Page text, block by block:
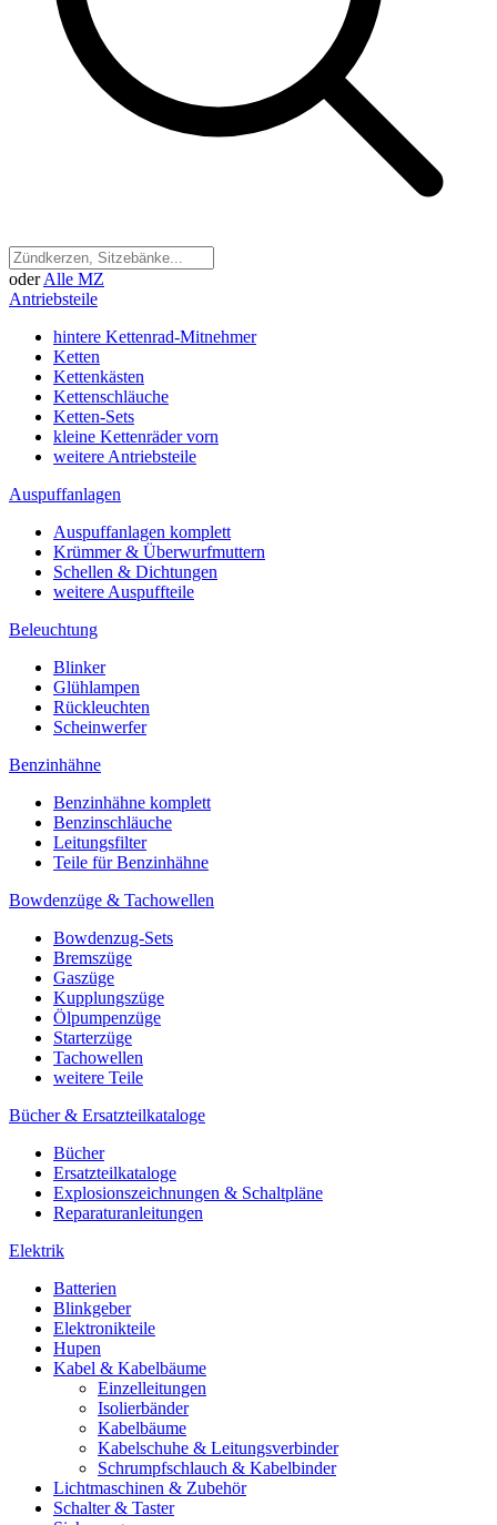
oder Alle MZ
Antriebsteile
hintere Kettenrad-Mitnehmer
Ketten
Kettenkästen
Kettenschläuche
Ketten-Sets
kleine Kettenräder vorn
weitere Antriebsteile
Auspuffanlagen
Auspuffanlagen komplett
Krümmer & Überwurfmuttern
Schellen & Dichtungen
weitere Auspuffteile
Beleuchtung
Blinker
Glühlampen
Rückleuchten
Scheinwerfer
Benzinhähne
Benzinhähne komplett
Benzinschläuche
Leitungsfilter
Teile für Benzinhähne
Bowdenzüge & Tachowellen
Bowdenzug-Sets
Bremszüge
Gaszüge
Kupplungszüge
Ölpumpenzüge
Starterzüge
Tachowellen
weitere Teile
Bücher & Ersatzteilkataloge
Bücher
Ersatzteilkataloge
Explosionszeichnungen & Schaltpläne
Reparaturanleitungen
Elektrik
Batterien
Blinkgeber
Elektronikteile
Hupen
Kabel & Kabelbäume
Einzelleitungen
Isolierbänder
Kabelbäume
Kabelschuhe & Leitungsverbinder
Schrumpfschlauch & Kabelbinder
Lichtmaschinen & Zubehör
Schalter & Taster